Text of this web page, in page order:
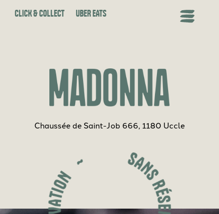
CLICK & COLLECT UBER EATS
Chaussée de Saint-Job 666, 1180 Uccle